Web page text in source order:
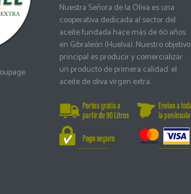
Nuestra Señora de la Oliva es una
cooperativa dedicada al sector del
aceite fundada hace más de 60 años
en Gibraleón (Huelva). Nuestro objetivo
principal es producir y comercializar
un producto de primera calidad: el
aceite de oliva virgen extra.